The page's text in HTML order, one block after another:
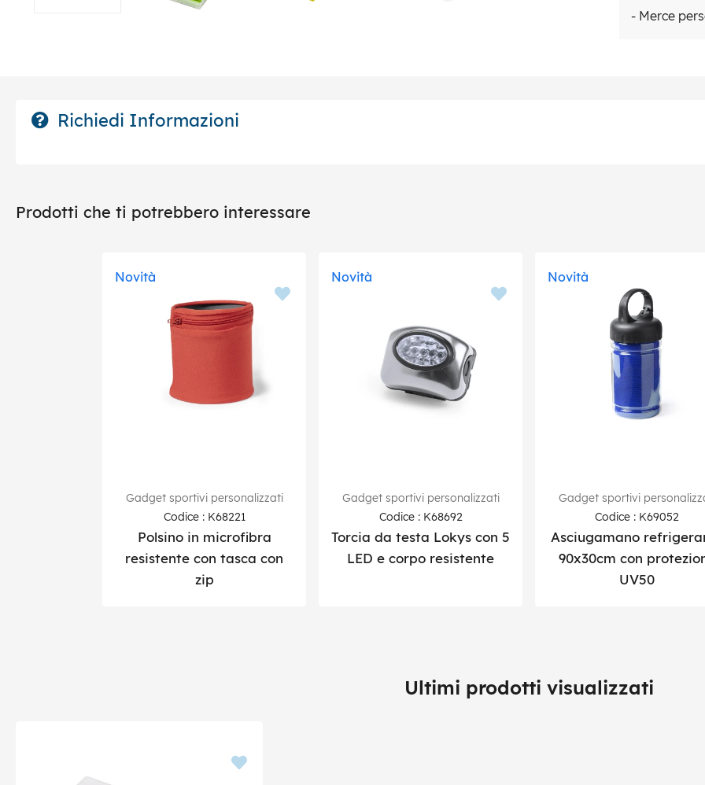
- Merce
Richiedi Informazioni
Prodotti che ti potrebbero interessare
Novità
Gadget sportivi personalizzati
Codice : K68221
Polsino in microfibra
resistente con tasca con
zip
Novità
Gadget sportivi personalizzati
Codice : K68692
Torcia da testa Lokys con 5
LED e corpo resistente
Novità
Gadget sportivi
Codice : K69052
Asciugamano
90x30cm con
UV50
Ultimi prodotti visualizzati